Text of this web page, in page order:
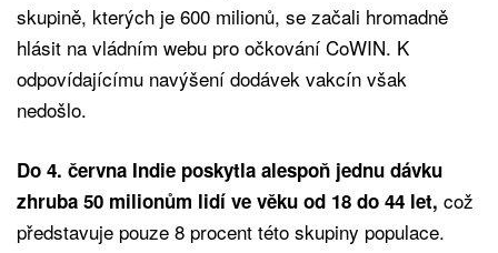
skupině, kterých je 600 milionů, se začali hromadně
hlásit na vládním webu pro očkování CoWIN. K
odpovídajícímu navýšení dodávek vakcín však
nedošlo.
Do 4. června Indie poskytla alespoň jednu dávku
zhruba 50 milionům lidí ve věku od 18 do 44 let, což
představuje pouze 8 procent této skupiny populace.